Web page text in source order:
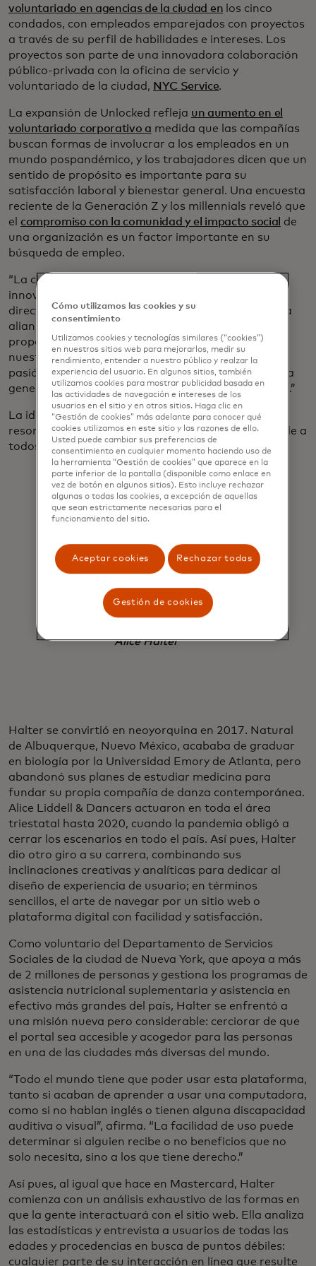
voluntariado en agencias de la ciudad en los cinco
condados, con empleados emparejados con proyectos
a través de su perfil de habilidades e intereses. Los
proyectos son parte de una innovadora colaboración
público-privada con la oficina de servicio y
voluntariado de la ciudad, NYC Service.
La expansión de Unlocked refleja un aumento en el
voluntariado corporativo a medida que las compañías
buscan formas de involucrar a los empleados en un
mundo pospandémico, y los trabajadores dicen que un
sentido de propósito es importante para su
satisfacción laboral y bienestar general. Una encuesta
reciente de la Generación Z y los millennials reveló que
el compromiso con la comunidad y el impacto social de
una organización es un factor importante en su
búsqueda de empleo.
“La ciudad de Nueva York es un epicentro de
innovación e inspiración”, afirma Michael Fraccaro,
director de recursos humanos de Mastercard. “Esta
alianza se basa en nuestra estable cultura de
propósito, creando una oportunidad para que
nuestros empleados aprovechen la experiencia y la
pasión que perfeccionaron aquí en Mastercard para
generar un impacto positivo en nuestra comunidad.”
La idea de ayudar directamente a los neoyorquinos
resonó con Halter. "Quiero vivir en una ciudad donde a
todos les vaya bien", dice.
en una
ciudad donde
a todos les
Alice Halter
Halter se convirtió en neoyorquina en 2017. Natural
de Albuquerque, Nuevo México, acababa de graduar
en biología por la Universidad Emory de Atlanta, pero
abandonó sus planes de estudiar medicina para
fundar su propia compañía de danza contemporánea.
Alice Liddell & Dancers actuaron en toda el área
triestatal hasta 2020, cuando la pandemia obligó a
cerrar los escenarios en todo el país. Así pues, Halter
dio otro giro a su carrera, combinando sus
inclinaciones creativas y analíticas para dedicar al
diseño de experiencia de usuario; en términos
sencillos, el arte de navegar por un sitio web o
plataforma digital con facilidad y satisfacción.
Como voluntario del Departamento de Servicios
Sociales de la ciudad de Nueva York, que apoya a más
de 2 millones de personas y gestiona los programas de
asistencia nutricional suplementaria y asistencia en
efectivo más grandes del país, Halter se enfrentó a
una misión nueva pero considerable: cerciorar de que
el portal sea accesible y acogedor para las personas
en una de las ciudades más diversas del mundo.
“Todo el mundo tiene que poder usar esta plataforma,
tanto si acaban de aprender a usar una computadora,
como si no hablan inglés o tienen alguna discapacidad
auditiva o visual”, afirma. “La facilidad de uso puede
determinar si alguien recibe o no beneficios que no
solo necesita, sino a los que tiene derecho.”
Así pues, al igual que hace en Mastercard, Halter
comienza con un análisis exhaustivo de las formas en
que la gente interactuará con el sitio web. Ella analiza
las estadísticas y entrevista a usuarios de todas las
edades y procedencias en busca de puntos débiles:
cualquier parte de su interacción en línea que resulte
Cómo utilizamos las cookies y su
consentimiento
Utilizamos cookies y tecnologías similares (“cookies”)
en nuestros sitios web para mejorarlos, medir su
rendimiento, entender a nuestro público y realzar la
experiencia del usuario. En algunos sitios, también
utilizamos cookies para mostrar publicidad basada en
las actividades de navegación e intereses de los
usuarios en el sitio y en otros sitios. Haga clic en
“Gestión de cookies” más adelante para conocer qué
cookies utilizamos en este sitio y las razones de ello.
Usted puede cambiar sus preferencias de
consentimiento en cualquier momento haciendo uso de
la herramienta “Gestión de cookies” que aparece en la
parte inferior de la pantalla (disponible como enlace en
vez de botón en algunos sitios). Esto incluye rechazar
algunas o todas las cookies, a excepción de aquellas
que sean estrictamente necesarias para el
funcionamiento del sitio.
Aceptar cookies Rechazar todas
Gestión de cookies